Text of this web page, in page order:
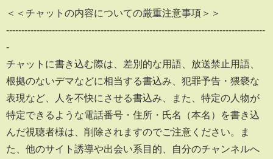
＜＜チャットの内容についての厳重注意事項＞＞
-------------------------------------------------------------------------------------
-
チャットに書き込む際は、差別的な用語、放送禁止用語、
根拠のないデマなどに相当する書込み、犯罪予告・猥褻な
表現など、人を不快にさせる書込み、また、特定の人物が
特定できるような電話番号・住所・氏名（本名）を書き込
んだ視聴者様は、削除されますのでご注意ください。ま
た、他のサイト誘導や出会い系目的、自分のチャンネルへ